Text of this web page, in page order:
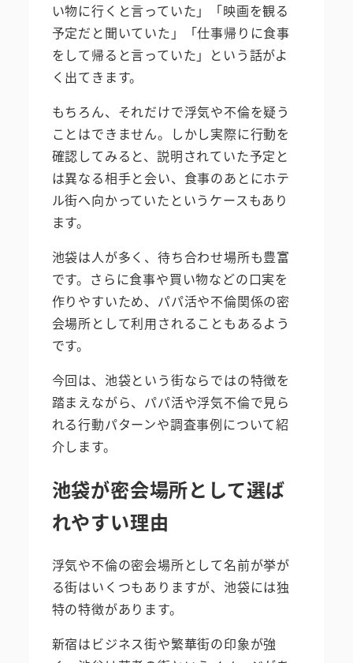
い物に行くと言っていた」「映画を観る
予定だと聞いていた」「仕事帰りに食事
をして帰ると言っていた」という話がよ
く出てきます。
もちろん、それだけで浮気や不倫を疑う
ことはできません。しかし実際に行動を
確認してみると、説明されていた予定と
は異なる相手と会い、食事のあとにホテ
ル街へ向かっていたというケースもあり
ます。
池袋は人が多く、待ち合わせ場所も豊富
です。さらに食事や買い物などの口実を
作りやすいため、パパ活や不倫関係の密
会場所として利用されることもあるよう
です。
今回は、池袋という街ならではの特徴を
踏まえながら、パパ活や浮気不倫で見ら
れる行動パターンや調査事例について紹
介します。
池袋が密会場所として選ば
れやすい理由
浮気や不倫の密会場所として名前が挙が
る街はいくつもありますが、池袋には独
特の特徴があります。
新宿はビジネス街や繁華街の印象が強